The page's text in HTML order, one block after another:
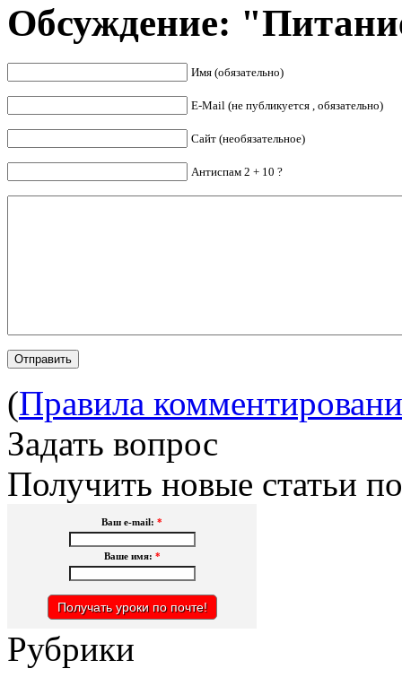
Обсуждение:
Имя (обязательно)
E-Mail (не публикуется , обязательно)
Сайт (необязательное)
Антиспам 2 + 10 ?
(Правила
Задать вопрос
Получить новые статьи
Ваш e-mail: *
Ваше имя: *
Рубрики